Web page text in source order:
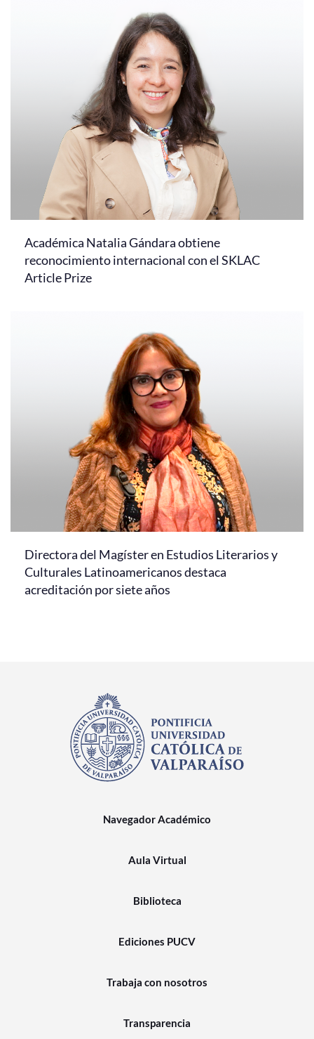
Académica Natalia Gándara obtiene
reconocimiento internacional con el SKLAC
Article Prize
Directora del Magíster en Estudios Literarios y
Culturales Latinoamericanos destaca
acreditación por siete años
Navegador Académico
Aula Virtual
Biblioteca
Ediciones PUCV
Trabaja con nosotros
Transparencia